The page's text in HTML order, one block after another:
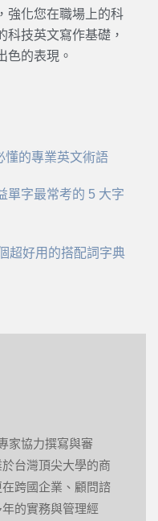
強化您在職場上的科
科技英文寫作基礎，
色的表現。
懂的專業英文術語
單字最常考的 5 大字
超好用的搭配詞字典
家協力撰寫與審
台灣頂尖大學的商
跨國企業、顧問諮
的實務與管理經